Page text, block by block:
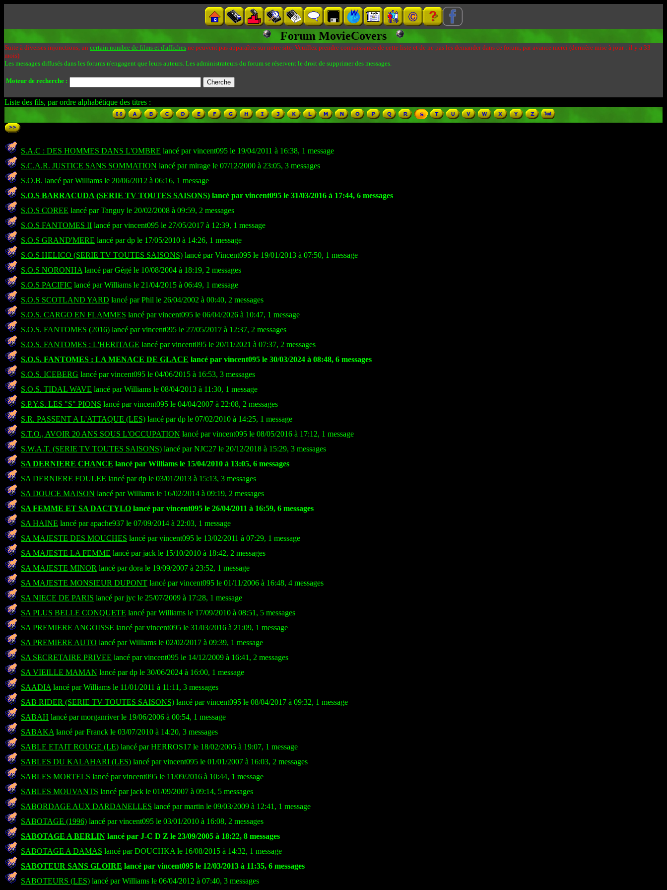
Forum MovieCovers
Suite à diverses injonctions, un certain nombre de films et d'affiches ne peuvent pas apparaître sur notre site. Veuillez prendre connaissance de cette liste et de ne pas les demander dans ce forum, par avance merci (dernière mise à jour : il y a 33
mois)
Les messages diffusés dans les forums n'engagent que leurs auteurs. Les administrateurs du forum se réservent le droit de supprimer des messages.
Moteur de recherche :
Liste des fils, par ordre alphabétique des titres :
S.A.C : DES HOMMES DANS L'OMBRE lancé par vincent095 le 19/04/2011 à 16:38, 1 message
S.C.A.R. JUSTICE SANS SOMMATION lancé par mirage le 07/12/2000 à 23:05, 3 messages
S.O.B. lancé par Williams le 20/06/2012 à 06:16, 1 message
S.O.S BARRACUDA (SERIE TV TOUTES SAISONS) lancé par vincent095 le 31/03/2016 à 17:44, 6 messages
S.O.S COREE lancé par Tanguy le 20/02/2008 à 09:59, 2 messages
S.O.S FANTOMES II lancé par vincent095 le 27/05/2017 à 12:39, 1 message
S.O.S GRAND'MERE lancé par dp le 17/05/2010 à 14:26, 1 message
S.O.S HELICO (SERIE TV TOUTES SAISONS) lancé par Vincent095 le 19/01/2013 à 07:50, 1 message
S.O.S NORONHA lancé par Gégé le 10/08/2004 à 18:19, 2 messages
S.O.S PACIFIC lancé par Williams le 21/04/2015 à 06:49, 1 message
S.O.S SCOTLAND YARD lancé par Phil le 26/04/2002 à 00:40, 2 messages
S.O.S. CARGO EN FLAMMES lancé par vincent095 le 06/04/2026 à 10:47, 1 message
S.O.S. FANTOMES (2016) lancé par vincent095 le 27/05/2017 à 12:37, 2 messages
S.O.S. FANTOMES : L'HERITAGE lancé par vincent095 le 20/11/2021 à 07:37, 2 messages
S.O.S. FANTOMES : LA MENACE DE GLACE lancé par vincent095 le 30/03/2024 à 08:48, 6 messages
S.O.S. ICEBERG lancé par vincent095 le 04/06/2015 à 16:53, 3 messages
S.O.S. TIDAL WAVE lancé par Williams le 08/04/2013 à 11:30, 1 message
S.P.Y.S. LES "S" PIONS lancé par vincent095 le 04/04/2007 à 22:08, 2 messages
S.R. PASSENT A L'ATTAQUE (LES) lancé par dp le 07/02/2010 à 14:25, 1 message
S.T.O., AVOIR 20 ANS SOUS L'OCCUPATION lancé par vincent095 le 08/05/2016 à 17:12, 1 message
S.W.A.T. (SERIE TV TOUTES SAISONS) lancé par NJC27 le 20/12/2018 à 15:29, 3 messages
SA DERNIERE CHANCE lancé par Williams le 15/04/2010 à 13:05, 6 messages
SA DERNIERE FOULEE lancé par dp le 03/01/2013 à 15:13, 3 messages
SA DOUCE MAISON lancé par Williams le 16/02/2014 à 09:19, 2 messages
SA FEMME ET SA DACTYLO lancé par vincent095 le 26/04/2011 à 16:59, 6 messages
SA HAINE lancé par apache937 le 07/09/2014 à 22:03, 1 message
SA MAJESTE DES MOUCHES lancé par vincent095 le 13/02/2011 à 07:29, 1 message
SA MAJESTE LA FEMME lancé par jack le 15/10/2010 à 18:42, 2 messages
SA MAJESTE MINOR lancé par dora le 19/09/2007 à 23:52, 1 message
SA MAJESTE MONSIEUR DUPONT lancé par vincent095 le 01/11/2006 à 16:48, 4 messages
SA NIECE DE PARIS lancé par jyc le 25/07/2009 à 17:28, 1 message
SA PLUS BELLE CONQUETE lancé par Williams le 17/09/2010 à 08:51, 5 messages
SA PREMIERE ANGOISSE lancé par vincent095 le 31/03/2016 à 21:09, 1 message
SA PREMIERE AUTO lancé par Williams le 02/02/2017 à 09:39, 1 message
SA SECRETAIRE PRIVEE lancé par vincent095 le 14/12/2009 à 16:41, 2 messages
SA VIEILLE MAMAN lancé par dp le 30/06/2024 à 16:00, 1 message
SAADIA lancé par Williams le 11/01/2011 à 11:11, 3 messages
SAB RIDER (SERIE TV TOUTES SAISONS) lancé par vincent095 le 08/04/2017 à 09:32, 1 message
SABAH lancé par morganriver le 19/06/2006 à 00:54, 1 message
SABAKA lancé par Franck le 03/07/2010 à 14:20, 3 messages
SABLE ETAIT ROUGE (LE) lancé par HERROS17 le 18/02/2005 à 19:07, 1 message
SABLES DU KALAHARI (LES) lancé par vincent095 le 01/01/2007 à 16:03, 2 messages
SABLES MORTELS lancé par vincent095 le 11/09/2016 à 10:44, 1 message
SABLES MOUVANTS lancé par jack le 01/09/2007 à 09:14, 5 messages
SABORDAGE AUX DARDANELLES lancé par martin le 09/03/2009 à 12:41, 1 message
SABOTAGE (1996) lancé par vincent095 le 03/01/2010 à 16:08, 2 messages
SABOTAGE A BERLIN lancé par J-C D Z le 23/09/2005 à 18:22, 8 messages
SABOTAGE A DAMAS lancé par DOUCHKA le 16/08/2015 à 14:32, 1 message
SABOTEUR SANS GLOIRE lancé par vincent095 le 12/03/2013 à 11:35, 6 messages
SABOTEURS (LES) lancé par Williams le 06/04/2012 à 07:40, 3 messages